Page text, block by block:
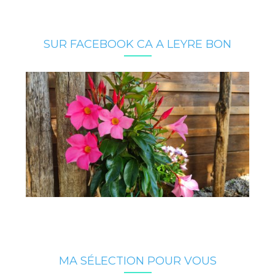
SUR FACEBOOK CA A LEYRE BON
MA SÉLECTION POUR VOUS